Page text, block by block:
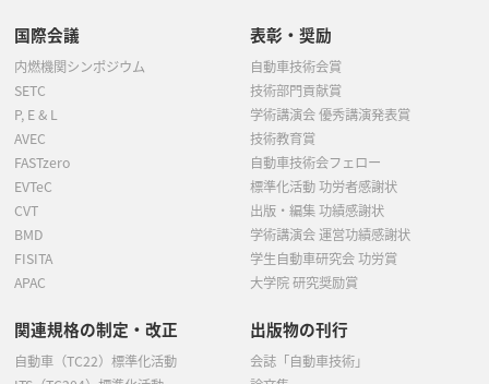
国際会議
内燃機関シンポジウム
SETC
P, E & L
AVEC
FASTzero
EVTeC
CVT
BMD
FISITA
APAC
表彰・奨励
自動車技術会賞
技術部門貢献賞
学術講演会 優秀講演発表賞
技術教育賞
自動車技術会フェロー
標準化活動 功労者感謝状
出版・編集 功績感謝状
学術講演会 運営功績感謝状
学生自動車研究会 功労賞
大学院 研究奨励賞
関連規格の制定・改正
自動車（TC22）標準化活動
出版物の刊行
会誌「自動車技術」